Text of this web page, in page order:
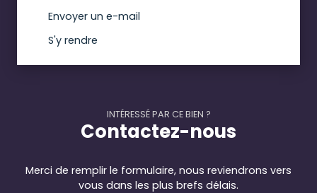
Envoyer un e-mail
S'y rendre
INTÉRESSÉ PAR CE BIEN ?
Contactez-nous
Merci de remplir le formulaire, nous reviendrons vers
vous dans les plus brefs délais.